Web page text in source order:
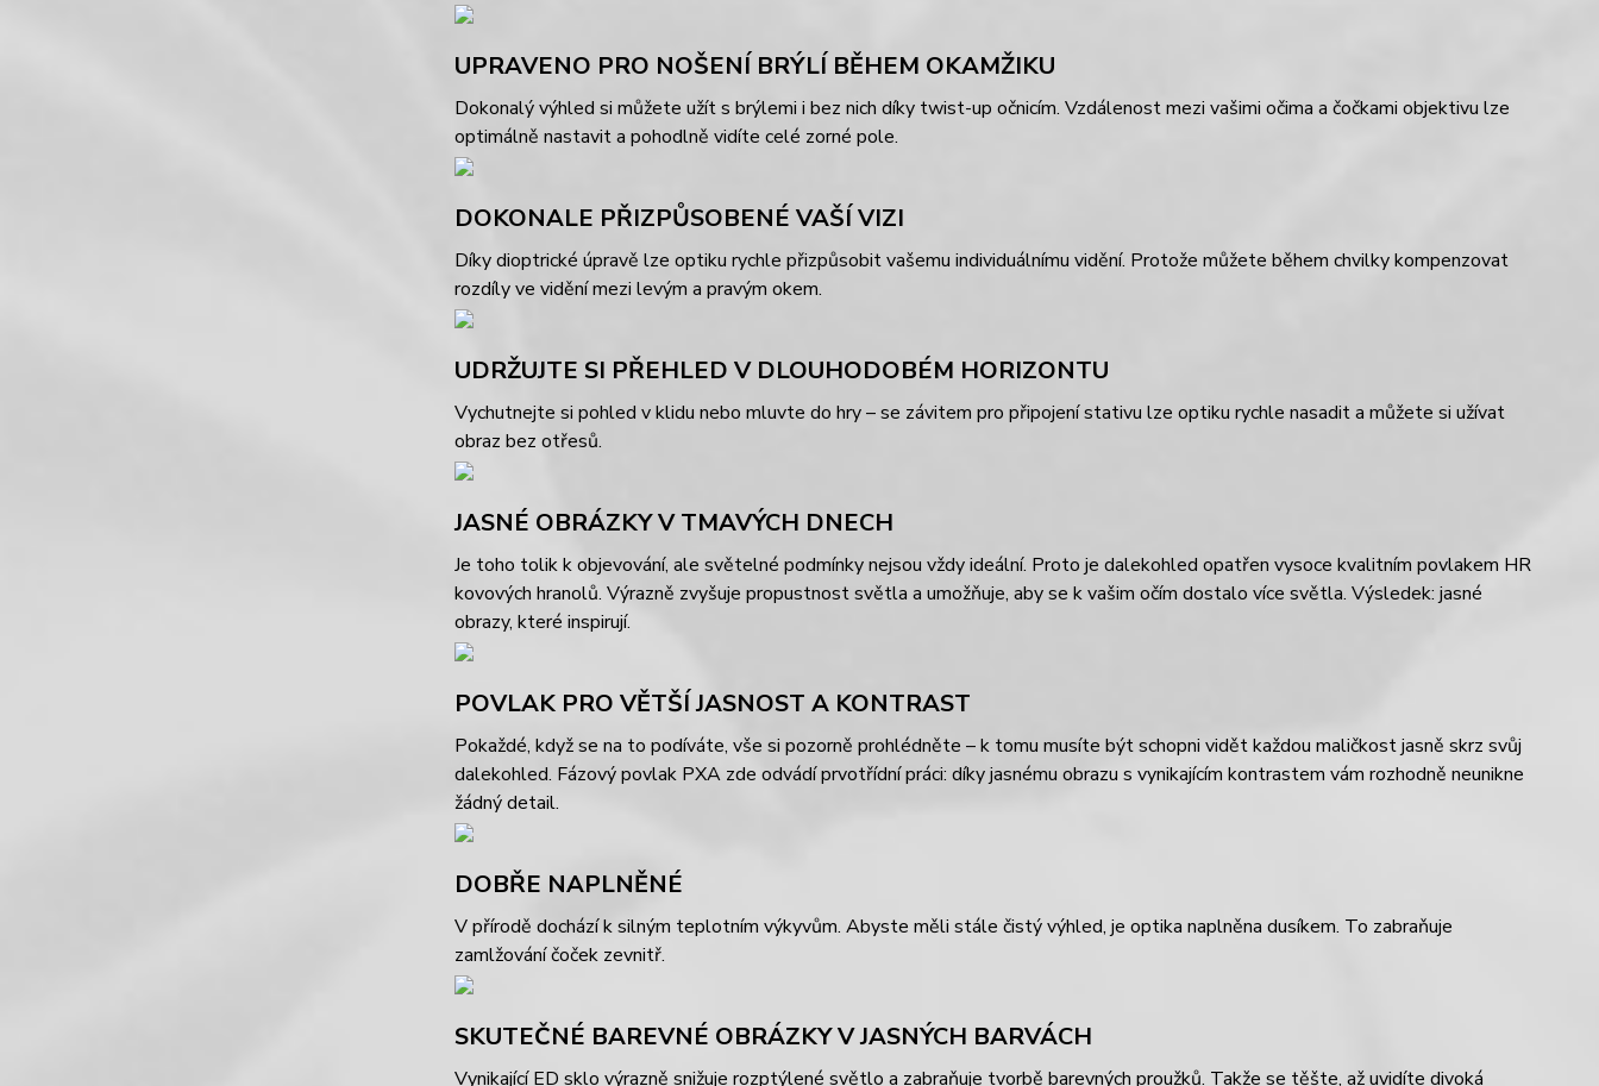
UPRAVENO PRO NOŠENÍ BRÝLÍ BĚHEM OKAMŽIKU
Dokonalý výhled si můžete užít s brýlemi i bez nich díky twist-up očnicím. Vzdálenost mezi vašimi očima a čočkami objektivu lze
optimálně nastavit a pohodlně vidíte celé zorné pole.
DOKONALE PŘIZPŮSOBENÉ VAŠÍ VIZI
Díky dioptrické úpravě lze optiku rychle přizpůsobit vašemu individuálnímu vidění. Protože můžete během chvilky kompenzovat
rozdíly ve vidění mezi levým a pravým okem.
UDRŽUJTE SI PŘEHLED V DLOUHODOBÉM HORIZONTU
Vychutnejte si pohled v klidu nebo mluvte do hry – se závitem pro připojení stativu lze optiku rychle nasadit a můžete si užívat
obraz bez otřesů.
JASNÉ OBRÁZKY V TMAVÝCH DNECH
Je toho tolik k objevování, ale světelné podmínky nejsou vždy ideální. Proto je dalekohled opatřen vysoce kvalitním povlakem HR
kovových hranolů. Výrazně zvyšuje propustnost světla a umožňuje, aby se k vašim očím dostalo více světla. Výsledek: jasné
obrazy, které inspirují.
POVLAK PRO VĚTŠÍ JASNOST A KONTRAST
Pokaždé, když se na to podíváte, vše si pozorně prohlédněte – k tomu musíte být schopni vidět každou maličkost jasně skrz svůj
dalekohled. Fázový povlak PXA zde odvádí prvotřídní práci: díky jasnému obrazu s vynikajícím kontrastem vám rozhodně neunikne
žádný detail.
DOBŘE NAPLNĚNÉ
V přírodě dochází k silným teplotním výkyvům. Abyste měli stále čistý výhled, je optika naplněna dusíkem. To zabraňuje
zamlžování čoček zevnitř.
SKUTEČNÉ BAREVNÉ OBRÁZKY V JASNÝCH BARVÁCH
Vynikající ED sklo výrazně snižuje rozptýlené světlo a zabraňuje tvorbě barevných proužků. Takže se těšte, až uvidíte divoká